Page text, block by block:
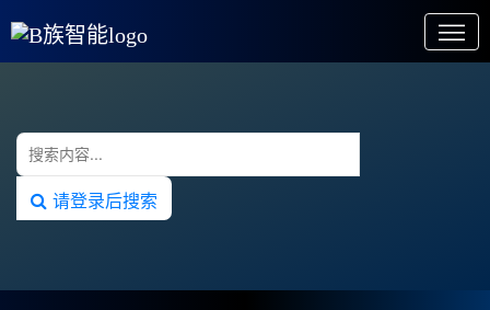
请登录后搜索